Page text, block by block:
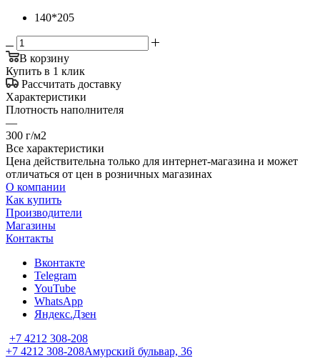
140*205
В корзину
Купить в 1 клик
Рассчитать доставку
Характеристики
Плотность наполнителя
—
300 г/м2
Все характеристики
Цена действительна только для интернет-магазина и может
отличаться от цен в розничных магазинах
О компании
Как купить
Производители
Магазины
Контакты
Вконтакте
Telegram
YouTube
WhatsApp
Яндекс.Дзен
+7 4212 308-208
+7 4212 308-208Амурский бульвар, 36